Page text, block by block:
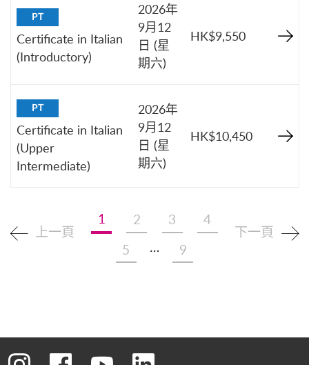
PT
Certificate in Italian
(Introductory)
2026年
9月12
日 (星
期六)
HK$9,550
PT
Certificate in Italian
(Upper
Intermediate)
2026年
9月12
日 (星
期六)
HK$10,450
上一頁
1 2 3
4
5
… 9
下一頁